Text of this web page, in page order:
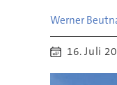
Werner
16. Juli